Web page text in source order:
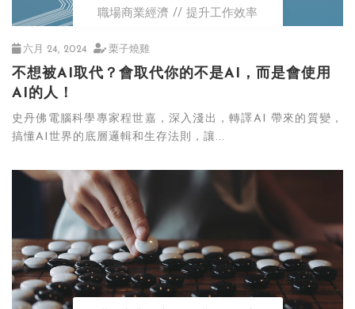
職場商業經濟 提升工作效率
六月 24, 2024 栗子燒雞
不想被AI取代？會取代你的不是AI，而是會使用
AI的人！
史丹佛電腦科學專家程世嘉，深入淺出，轉譯AI 帶來的質變，
搞懂AI世界的底層邏輯和生存法則，讓...